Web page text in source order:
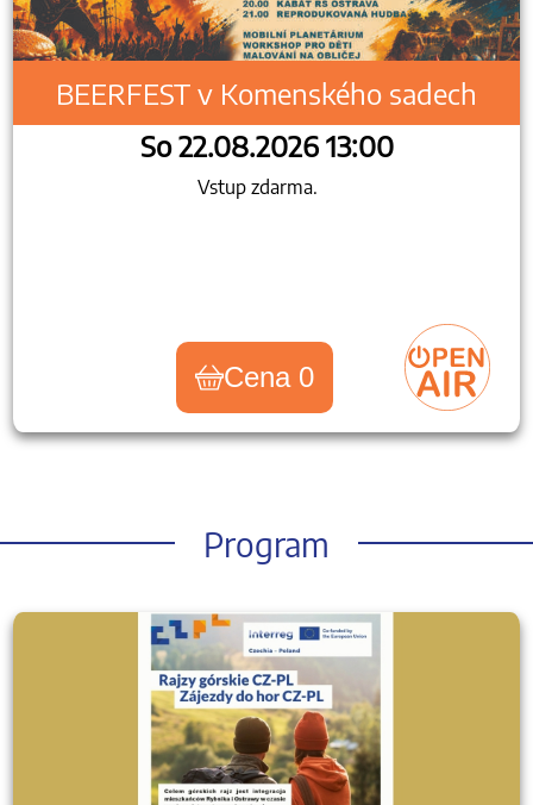
BEERFEST v Komenského sadech
So 22.08.2026 13:00
Vstup zdarma.
Cena 0
Program